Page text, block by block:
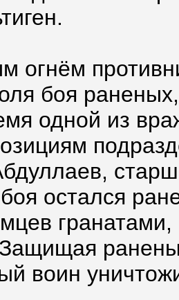
огнём
боя
одной из
остался
гранатами,
воин